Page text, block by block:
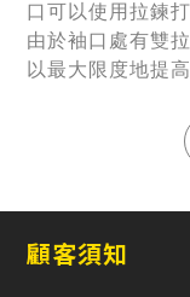
口可以使用拉鍊
由於袖口處有雙
以最大限度地提
顧客須知